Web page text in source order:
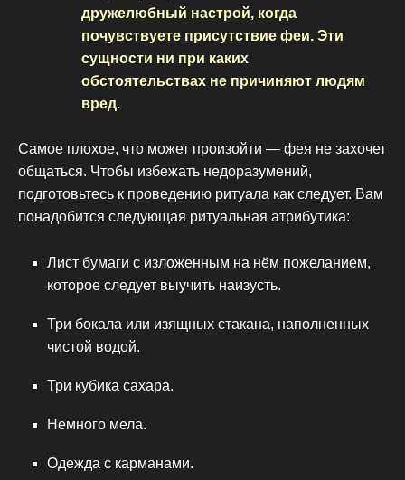
дружелюбный настрой, когда
почувствуете присутствие феи. Эти
сущности ни при каких
обстоятельствах не причиняют людям
вред.
Самое плохое, что может произойти — фея не захочет
общаться. Чтобы избежать недоразумений,
подготовьтесь к проведению ритуала как следует. Вам
понадобится следующая ритуальная атрибутика:
Лист бумаги с изложенным на нём пожеланием,
которое следует выучить наизусть.
Три бокала или изящных стакана, наполненных
чистой водой.
Три кубика сахара.
Немного мела.
Одежда с карманами.